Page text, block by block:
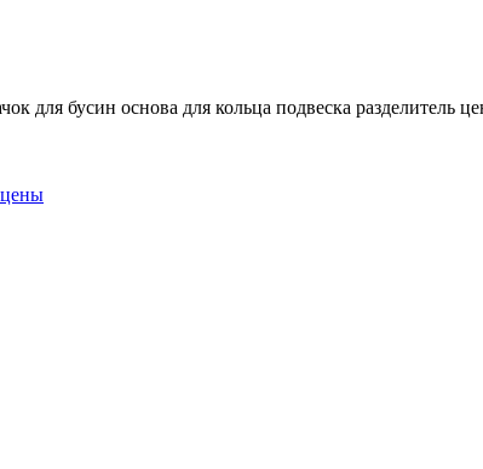
для бусин основа для кольца подвеска разделитель